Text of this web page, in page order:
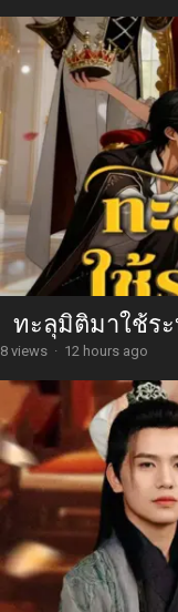
ทะลุมิติมาใช้ร
8 views · 12 hours ago